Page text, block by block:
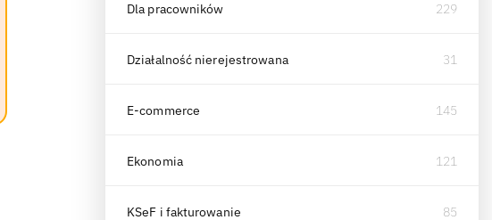
Dla pracowników 229
Działalność nierejestrowana 31
E-commerce 145
Ekonomia 121
KSeF i fakturowanie 85